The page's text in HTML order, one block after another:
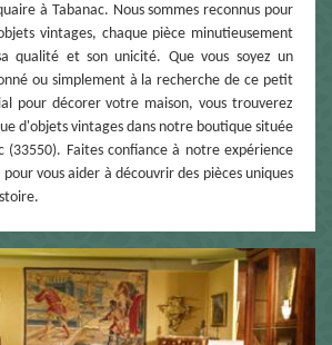
à Tabanac. Nous sommes reconnus pour
vintages, chaque pièce minutieusement
qualité et son unicité. Que vous soyez un
ou simplement à la recherche de ce petit
pour décorer votre maison, vous trouverez
d'objets vintages dans notre boutique située
(33550). Faites confiance à notre expérience
vous aider à découvrir des pièces uniques